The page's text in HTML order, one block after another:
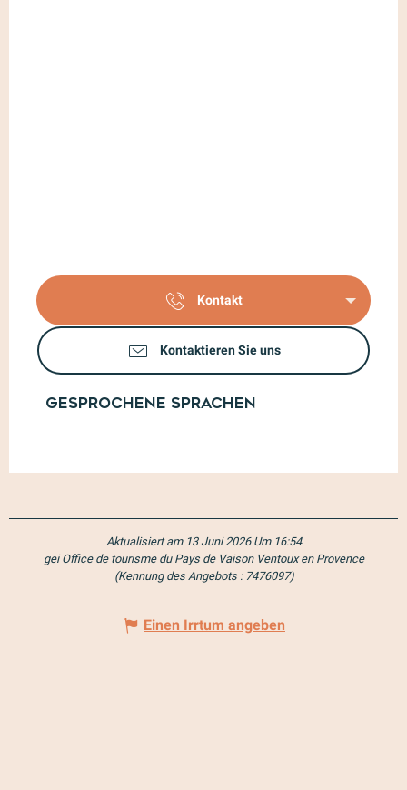
Kontakt
Kontaktieren Sie uns
Gesprochene Sprachen
Gesprochene Sprachen
Aktualisiert am 13 Juni 2026 Um 16:54
gei Office de tourisme du Pays de Vaison Ventoux en Provence
(Kennung des Angebots : 7476097)
Einen Irrtum angeben